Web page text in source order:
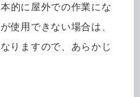
的に屋外での作業にな
使用できない場合は、
りますので、あらかじ